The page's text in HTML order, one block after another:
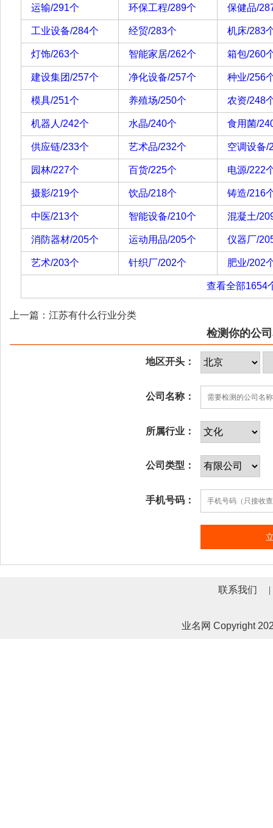
运输/291个 环保工程/289个 保健品/
工业设备/284个 经贸/283个 机床/283
灯饰/263个 智能家居/262个 箱包/260
建设集团/257个 净化设备/257个 种业/256
模具/251个 养殖场/250个 农资/248
机器人/242个 水晶/240个 食用菌/
供应链/233个 艺术品/232个 空调设备/
园林/227个 百货/225个 电源/222
摄影/219个 饮品/218个 铸造/216
中医/213个 智能设备/210个 混凝土/
消防器材/205个 运动用品/205个 仪器厂/
艺术/203个 针织厂/202个 肥业/202
查看全部1654
上一篇：江苏有什么行业分类
检测你的公
地区开头：
公司名称：
所属行业：
公司类型：
手机号码：
联系我们 |
业名网 Copyright